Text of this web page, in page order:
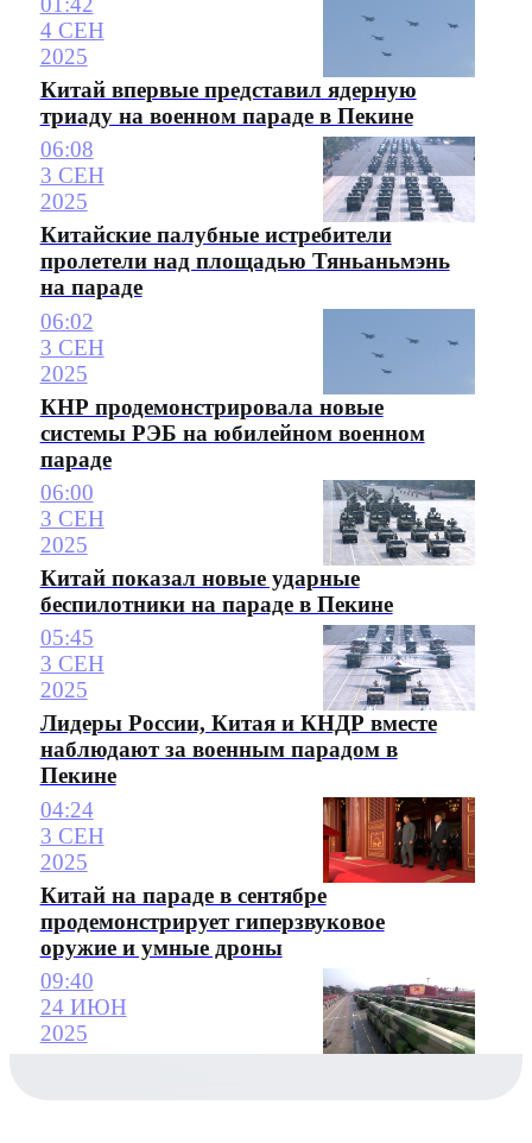
4 СЕН
2025
Китай впервые представил ядерную
триаду на военном параде в Пекине
06:08
3 СЕН
2025
Китайские палубные истребители
пролетели над площадью Тяньаньмэнь
на параде
06:02
3 СЕН
2025
КНР продемонстрировала новые
системы РЭБ на юбилейном военном
параде
06:00
3 СЕН
2025
Китай показал новые ударные
беспилотники на параде в Пекине
05:45
3 СЕН
2025
Лидеры России, Китая и КНДР вместе
наблюдают за военным парадом в
Пекине
04:24
3 СЕН
2025
Китай на параде в сентябре
продемонстрирует гиперзвуковое
оружие и умные дроны
09:40
24 ИЮН
2025